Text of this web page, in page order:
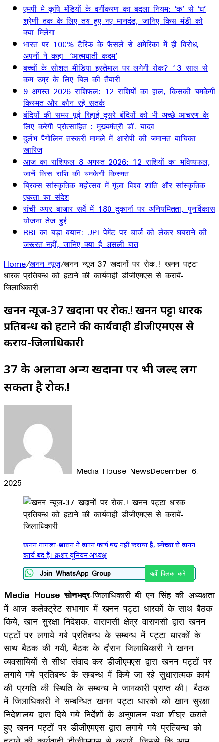
एमपी में कृषि मंडियों के वर्गीकरण का बदला नियम: ‘क’ से ‘घ’
श्रेणी तक के लिए तय हुए नए मानदंड, जानिए किस मंडी को
क्या मिलेगा
भारत पर 100% टैरिफ के फैसले से अमेरिका में ही विरोध,
अपनों ने कहा- ‘आत्मघाती कदम’
बच्चों के सोशल मीडिया इस्तेमाल पर लगेगी रोक? 13 साल से
कम उम्र के लिए बिल की तैयारी
9 अगस्त 2026 राशिफल: 12 राशियों का हाल, किसकी चमकेगी
किस्मत और कौन रहे सतर्क
बंदियों की समय पूर्व रिहाई दूसरे बंदियों को भी अच्छे आचरण के
लिए करेगी प्रोत्साहित : मुख्यमंत्री डॉ. यादव
दुर्लभ पैंगोलिन तस्करी मामले में आरोपी की जमानत याचिका
खारिज
आज का राशिफल 8 अगस्त 2026: 12 राशियों का भविष्यफल,
जानें किस राशि की चमकेगी किस्मत
ब्रिक्स सांस्कृतिक महोत्सव में गूंजा विश्व शांति और सांस्कृतिक
एकता का संदेश
रांची अपर बाजार सर्वे में 180 दुकानों पर अनियमितता, पुनर्विकास
योजना तेज हुई
RBI का बड़ा बयान: UPI पेमेंट पर चार्ज को लेकर घबराने की
जरूरत नहीं, जानिए क्या है असली बात
Home/खनन न्यूज़/खनन न्यूज-37 खदानों पर रोक.! खनन पट्टा
धारक प्रतिबन्ध को हटाने की कार्यवाही डीजीएमएस से करायें-
जिलाधिकारी
खनन न्यूज-37 खदानों पर रोक.! खनन पट्टा धारक
प्रतिबन्ध को हटाने की कार्यवाही डीजीएमएस से
करायें-जिलाधिकारी
37 के अलावा अन्य खदानों पर भी जल्द लग
सकता है रोक.!
Media House NewsDecember 6,
2025
Facebook
LinkedIn
WhatsApp
Telegram
खनन मामला-प्रशासन ने खनन कार्य बंद नहीं कराया है, स्वेच्छा से खनन
कार्य बंद हैं। क्रशर यूनियन अध्यक्ष
Join WhatsApp Group यहाँ क्लिक करे
Media House सोनभद्र-जिलाधिकारी बी एन सिंह की अध्यक्षता
में आज कलेक्ट्रेट सभागार में खनन पट्टा धारकों के साथ बैठक
किये, खान सुरक्षा निदेशक, वाराणसी क्षेत्र वाराणसी द्वारा खनन
पट्टों पर लगाये गये प्रतिबन्ध के सम्बन्ध में पट्टा धारकों के
साथ बैठक की गयी, बैठक के दौरान जिलाधिकारी ने खनन
व्यवसायियों से सीधा संवाद कर डीजीएमएस द्वारा खनन पट्टों पर
लगाये गये प्रतिबन्ध के सम्बन्ध में किये जा रहे सुधारात्मक कार्य
की प्रगति की स्थिति के सम्बन्ध मे जानकारी प्राप्त की। बैठक
में जिलाधिकारी ने सम्बन्धित खनन पट्टा धारको को खान सुरक्षा
निदेशालय द्वारा दिये गये निर्देशों के अनुपालन यथा शीघ्र कराते
हुए खनन पट्टों पर डीजीएमएस द्वारा लगाये गये प्रतिबन्ध को